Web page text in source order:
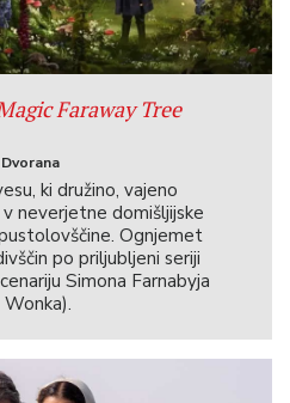
Faraway Tree
ki družino, vajeno
neverjetne domišljijske
Ognjemet
po priljubljeni seriji
Simona Farnabyja